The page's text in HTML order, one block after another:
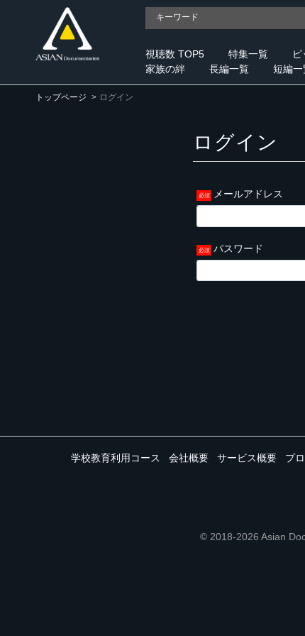
視聴数 TOP5 特集一覧
家族の絆
長編一覧 短編一
トップページ ログイン
ログイン
メールアドレス
パスワード
学校教育利用コース 会社概要 サービス概要 プ
© 2018-2026 Asian